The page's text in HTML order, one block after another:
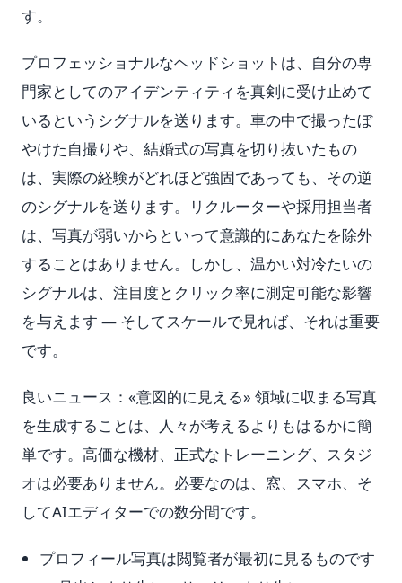
す。
プロフェッショナルなヘッドショットは、自分の専
門家としてのアイデンティティを真剣に受け止めて
いるというシグナルを送ります。車の中で撮ったぼ
やけた自撮りや、結婚式の写真を切り抜いたもの
は、実際の経験がどれほど強固であっても、その逆
のシグナルを送ります。リクルーターや採用担当者
は、写真が弱いからといって意識的にあなたを除外
することはありません。しかし、温かい対冷たいの
シグナルは、注目度とクリック率に測定可能な影響
を与えます — そしてスケールで見れば、それは重要
です。
良いニュース：«意図的に見える» 領域に収まる写真
を生成することは、人々が考えるよりもはるかに簡
単です。高価な機材、正式なトレーニング、スタジ
オは必要ありません。必要なのは、窓、スマホ、そ
してAIエディターでの数分間です。
プロフィール写真は閲覧者が最初に見るものです